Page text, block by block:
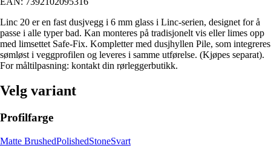
Linc 20 er en fast dusjvegg i 6 mm glass i Linc-serien, designet for å
passe i alle typer bad. Kan monteres på tradisjonelt vis eller limes opp
med limsettet Safe-Fix. Kompletter med dusjhyllen Pile, som integreres
sømløst i veggprofilen og leveres i samme utførelse. (Kjøpes separat).
For måltilpasning: kontakt din rørleggerbutikk.
Velg variant
Profilfarge
Matte BrushedPolishedStoneSvart